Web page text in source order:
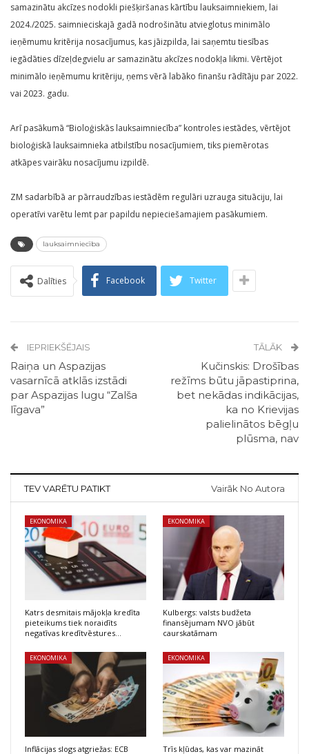
samazinātu akcīzes nodokli piešķiršanas kārtību lauksaimniekiem, lai
2024./2025. saimnieciskajā gadā nodrošinātu atvieglotus minimālo
ieņēmumu kritērija nosacījumus, kas jāizpilda, lai saņemtu tiesības
iegādāties dīzeļdegvielu ar samazinātu akcīzes nodokļa likmi. Vērtējot
minimālo ieņēmumu kritēriju, ņems vērā labāko finanšu rādītāju par 2022.
vai 2023. gadu.
Arī pasākumā “Bioloģiskās lauksaimniecība” kontroles iestādes, vērtējot
bioloģiskā lauksaimnieka atbilstību nosacījumiem, tiks piemērotas
atkāpes vairāku nosacījumu izpildē.
ZM sadarbībā ar pārraudzības iestādēm regulāri uzrauga situāciju, lai
operatīvi varētu lemt par papildu nepieciešamajiem pasākumiem.
lauksaimniecība
Dalīties Facebook Twitter
IEPRIEKŠĒJAIS
Raiņa un Aspazijas
vasarnīcā atklās izstādi
par Aspazijas lugu “Zalša
līgava”
TĀLĀK
Kučinskis: Drošības
režīms būtu jāpastiprina,
bet nekādas indikācijas,
ka no Krievijas
palielinātos bēgļu
plūsma, nav
TEV VARĒTU PATIKT Vairāk No Autora
EKONOMIKA
Katrs desmitais mājokļa kredīta
pieteikums tiek noraidīts
negatīvas kredītvēstures…
EKONOMIKA
Kulbergs: valsts budžeta
finansējumam NVO jābūt
caurskatāmam
EKONOMIKA
Inflācijas slogs atgriežas: ECB
EKONOMIKA
Trīs kļūdas, kas var mazināt